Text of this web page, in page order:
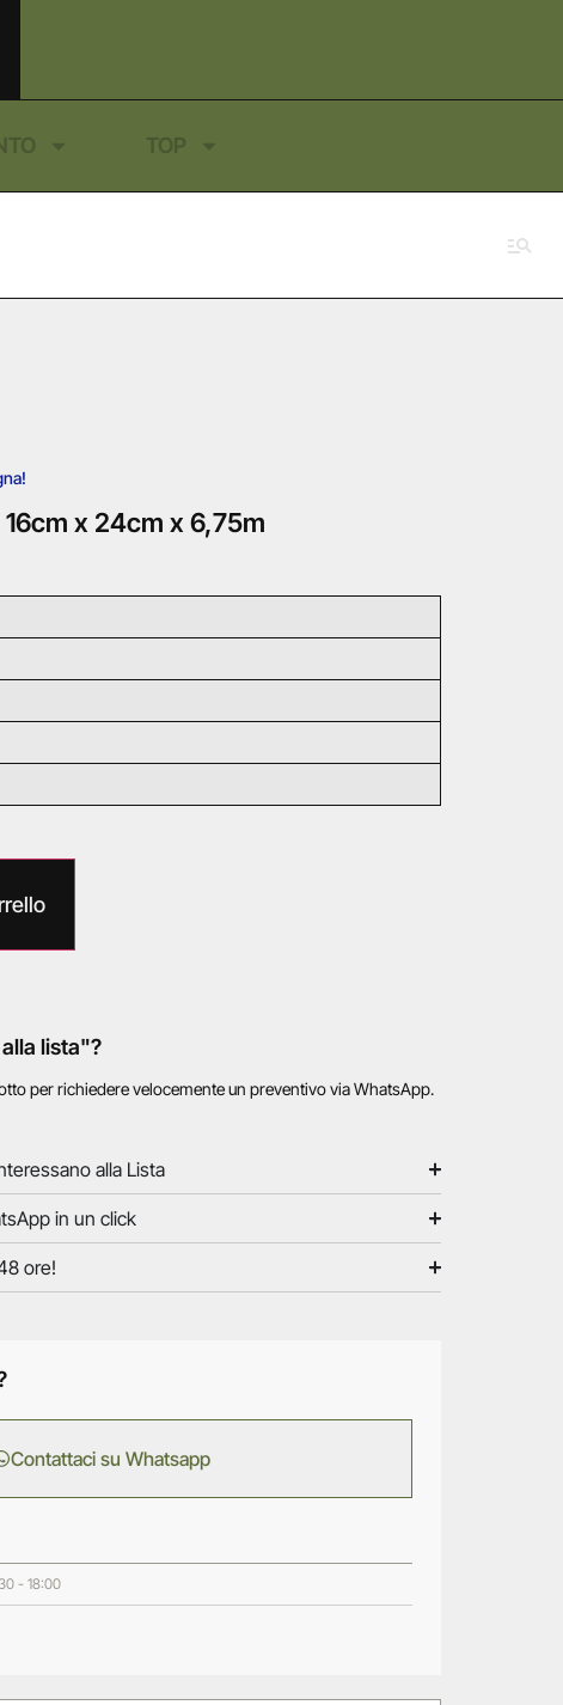
TOP
16cm x 24cm x 6,75m
lista"?
per richiedere velocemente un preventivo via WhatsApp.
alla Lista
in un click
ore!
Contattaci su Whatsapp
- 18:00